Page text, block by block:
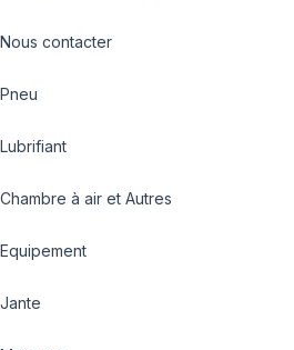
Nous contacter
Pneu
Lubrifiant
Chambre à air et Autres
Equipement
Jante